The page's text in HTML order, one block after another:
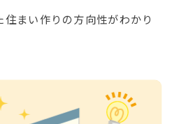
まい作りの方向性がわかり